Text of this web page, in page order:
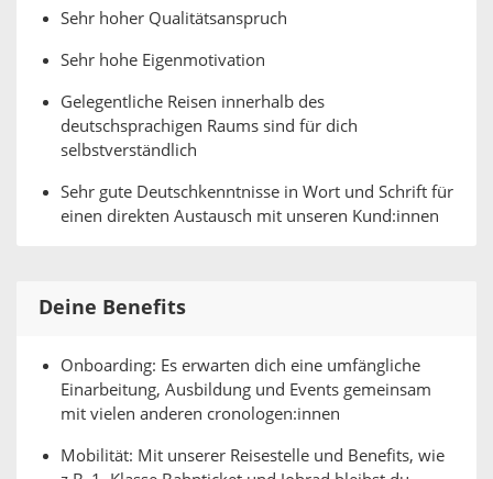
Sehr hoher Qualitätsanspruch
Sehr hohe Eigenmotivation
Gelegentliche Reisen innerhalb des
deutschsprachigen Raums sind für dich
selbstverständlich
Sehr gute Deutschkenntnisse in Wort und Schrift für
einen direkten Austausch mit unseren Kund:innen
Deine Benefits
Onboarding: Es erwarten dich eine umfängliche
Einarbeitung, Ausbildung und Events gemeinsam
mit vielen anderen cronologen:innen
Mobilität: Mit unserer Reisestelle und Benefits, wie